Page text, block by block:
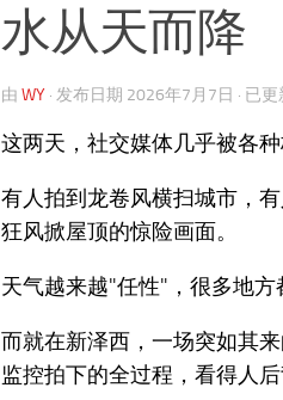
水从天而降
由 WY · 发布日期 2026年7月7日 · 已更
这两天，社交媒体几乎被各种
有人拍到龙卷风横扫城市，
狂风掀屋顶的惊险画面。
天气越来越"任性"，很多地方
而就在新泽西，一场突如其
监控拍下的全过程，看得人后